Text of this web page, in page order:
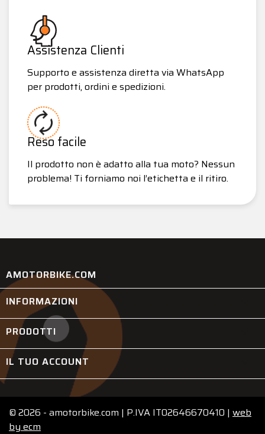
Assistenza Clienti
Supporto e assistenza diretta via WhatsApp
per prodotti, ordini e spedizioni.
Reso facile
Il prodotto non è adatto alla tua moto? Nessun
problema! Ti forniamo noi l’etichetta e il ritiro.
AMOTORBIKE.COM
INFORMAZIONI
PRODOTTI
IL TUO ACCOUNT
© 2026 - amotorbike.com | P.IVA IT02646670410 | web
byecm